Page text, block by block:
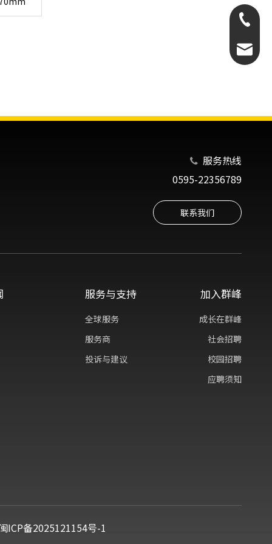
 服务热线
0595-22356789
联系我们
服务与支持
全球服务
服务商
投诉与建议
加入群峰
成长在群峰
社会招聘
校园招聘
应聘须知
0595-
ICP备2025121154号-1